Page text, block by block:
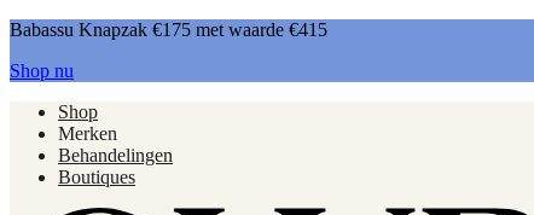
Babassu Knapzak €175 met waarde €415
Shop nu
Shop
Merken
Behandelingen
Boutiques